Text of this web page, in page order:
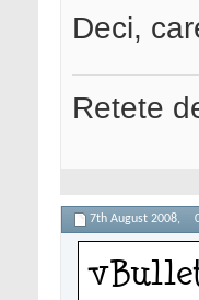
Deci,
Retete
7th August 2008,